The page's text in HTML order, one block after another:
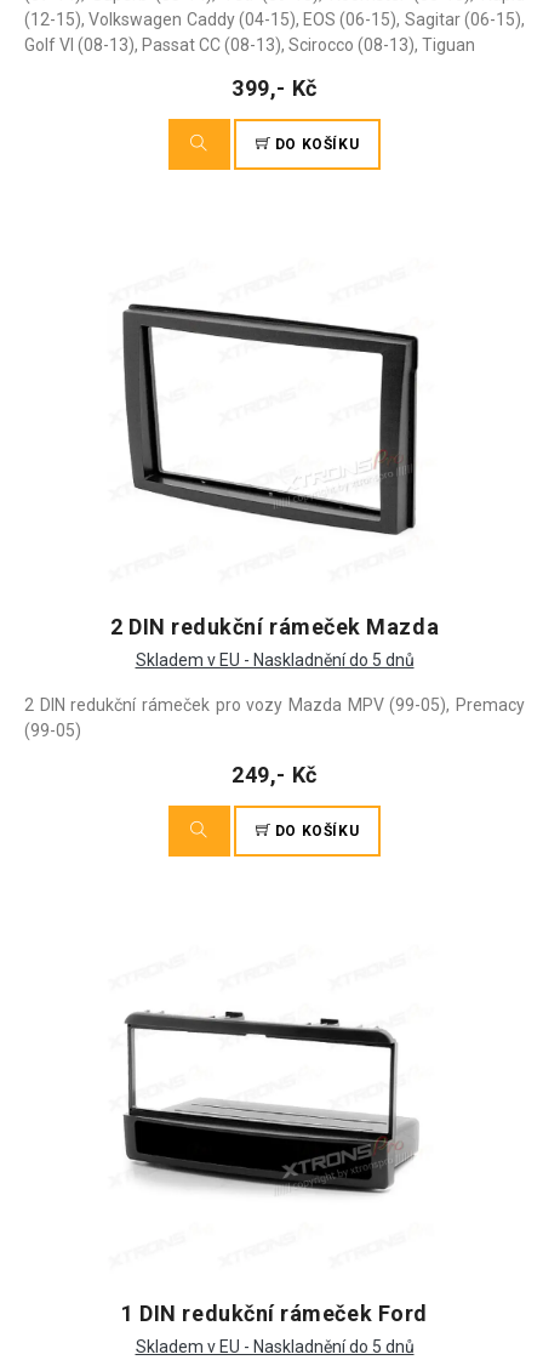
(12-15), Volkswagen Caddy (04-15), EOS (06-15), Sagitar (06-15),
Golf VI (08-13), Passat CC (08-13), Scirocco (08-13), Tiguan
399,- Kč
DO KOŠÍKU
2 DIN redukční rámeček Mazda
Skladem v EU - Naskladnění do 5 dnů
2 DIN redukční rámeček pro vozy Mazda MPV (99-05), Premacy
(99-05)
249,- Kč
DO KOŠÍKU
1 DIN redukční rámeček Ford
Skladem v EU - Naskladnění do 5 dnů